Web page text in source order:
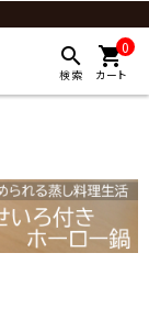
search
検索
0
shopping_cart
カート